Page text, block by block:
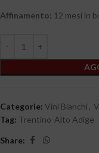
Affinamento: 12 mesi in
Categorie: Vini Bianchi ,
Tag: Trentino-Alto Adige
Share: